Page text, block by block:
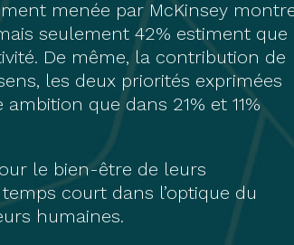
menée par McKinsey
seulement 42% estiment que
De même, la contribution de
les deux priorités exprimées
que dans 21% et 11%
le bien-être de leurs
court dans l’optique du
humaines.